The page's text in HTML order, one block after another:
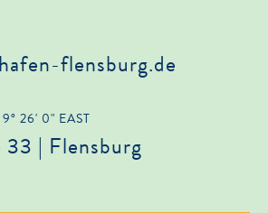
flensburg.de
26' 0" EAST
| Flensburg